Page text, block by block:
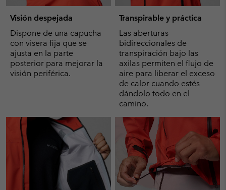
Visión despejada
Dispone de una capucha
con visera fija que se
ajusta en la parte
posterior para mejorar la
visión periférica.
Transpirable y práctica
Las aberturas
bidireccionales de
transpiración bajo las
axilas permiten el flujo de
aire para liberar el exceso
de calor cuando estés
dándolo todo en el
camino.